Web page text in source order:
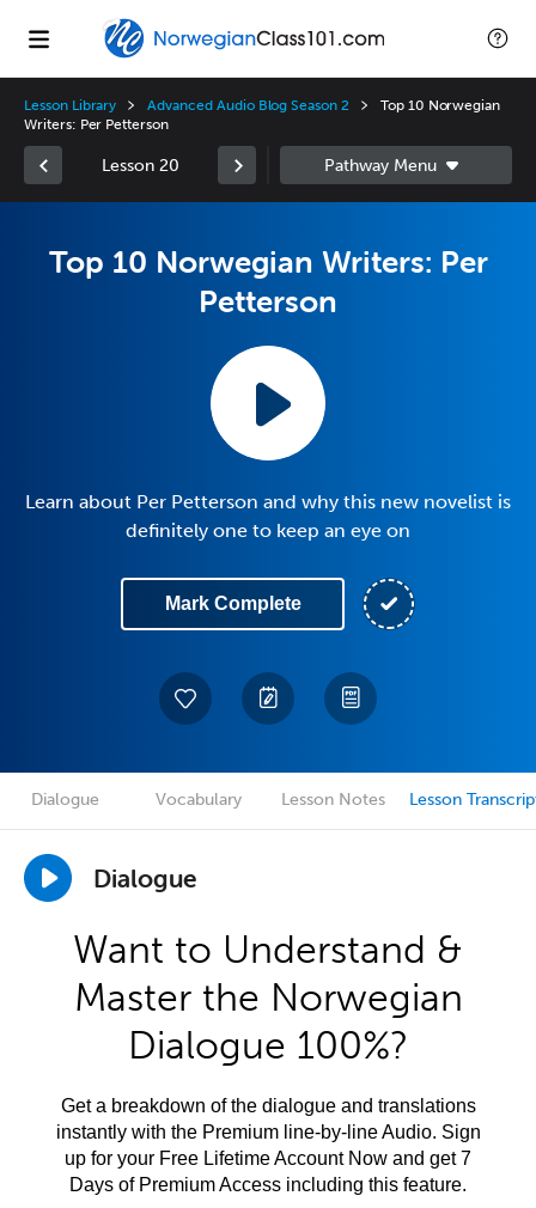
Lesson Library Advanced Audio Blog Season 2
Top 10 Norwegian
Writers: Per Petterson
Lesson 20
Top 10 Norwegian Writers: Per
Petterson
Learn about Per Petterson and why this new novelist is
definitely one to keep an eye on
Mark Complete
Dialogue Vocabulary Lesson Notes Lesson
Dialogue
Want to Understand &
Master the Norwegian
Dialogue 100%?
Get a breakdown of the dialogue and translations
instantly with the Premium line-by-line Audio. Sign
up for your Free Lifetime Account Now and get 7
Days of Premium Access including this feature.